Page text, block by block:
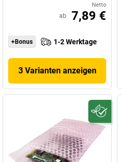
Netto
ab 7,89 €
+Bonus 1-2 Werktage
3 Varianten anzeigen